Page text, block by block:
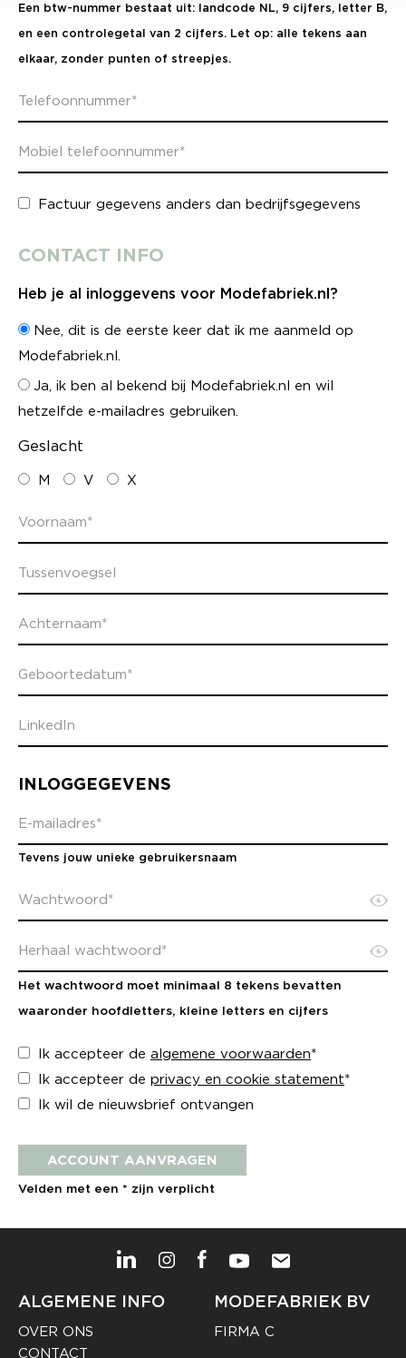
Een btw-nummer bestaat uit: landcode NL, 9 cijfers, letter B,
en een controlegetal van 2 cijfers. Let op: alle tekens aan
elkaar, zonder punten of streepjes.
Factuur gegevens anders dan bedrijfsgegevens
CONTACT INFO
Heb je al inloggevens voor Modefabriek.nl?
Nee, dit is de eerste keer dat ik me aanmeld op
Modefabriek.nl.
Ja, ik ben al bekend bij Modefabriek.nl en wil
hetzelfde e-mailadres gebruiken.
Geslacht
M V X
INLOGGEGEVENS
Tevens jouw unieke gebruikersnaam
Het wachtwoord moet minimaal 8 tekens bevatten
waaronder hoofdletters, kleine letters en cijfers
Ik accepteer de algemene voorwaarden*
Ik accepteer de privacy en cookie statement*
Ik wil de nieuwsbrief ontvangen
ACCOUNT AANVRAGEN
Velden met een * zijn verplicht
ALGEMENE INFO
OVER ONS
CONTACT
MODEFABRIEK BV
FIRMA C